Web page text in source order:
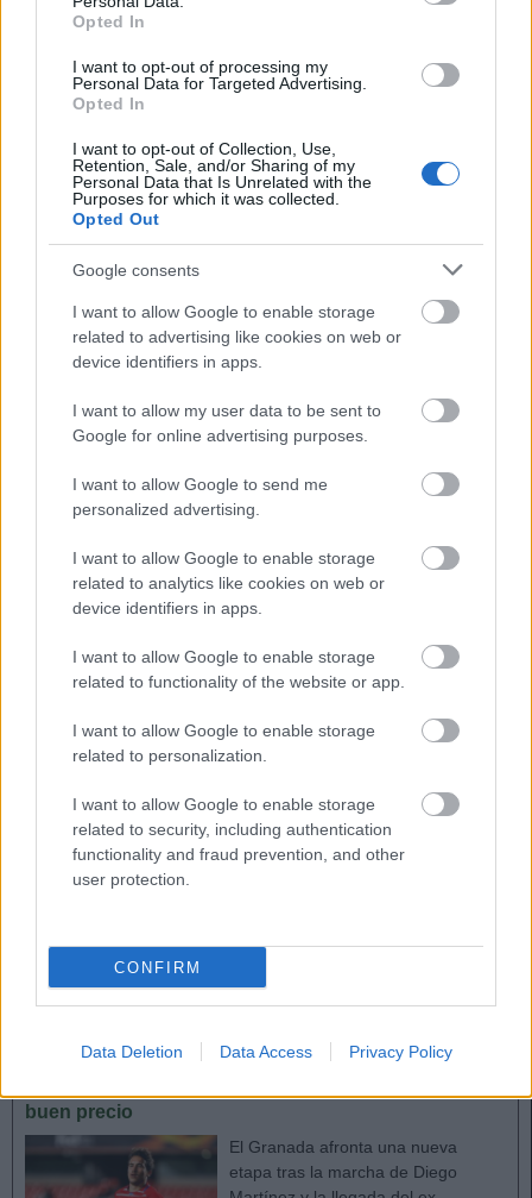
Opted In
I want to opt-out of processing my
Personal Data for Targeted Advertising.
Opted In
I want to opt-out of Collection, Use,
Retention, Sale, and/or Sharing of my
Personal Data that Is Unrelated with the
Purposes for which it was collected.
Opted Out
Google consents
I want to allow Google to enable storage
related to advertising like cookies on web or
device identifiers in apps.
I want to allow my user data to be sent to
Google for online advertising purposes.
I want to allow Google to send me
personalized advertising.
I want to allow Google to enable storage
related to analytics like cookies on web or
device identifiers in apps.
I want to allow Google to enable storage
related to functionality of the website or app.
I want to allow Google to enable storage
related to personalization.
I want to allow Google to enable storage
related to security, including authentication
functionality and fraud prevention, and other
user protection.
CONFIRM
Data Deletion Data Access Privacy Policy
Valencia al que le pesaron las bajas. Bordalás volvió a
Guillamón, y el equipo lo acusó, principalmente a la hora de
construir jugadas de ataque. Es la primera derrota de la
Recomendaciones de compra - Valencia: tres
opciones interesantes por poco dinero
Estos tres futbolistas podrían ser
vitales para el técnico en su primer
año como entrenador
Comunio no es demasiado alto.
Granada 0 – Alcorcón 1
Alineación Granada:Joao Costa, Quini, Germán, Víctor
Díaz, Adrián Marín, Isma Ruiz, Eteki, Luis Milla, Luis Suárez,
Puertas y Jorge Molina.
También jugaron:Moncho, Pepe Sánchez, Antoñín, Ángel,
Foulquier, Domingos Duarte, Neva, Gonalons, Bravo, Soro,
Machís.
Análisis: nuevo test de los de Robert Moreno tras el
amistoso de ayer ante el Espanyol, aunque esta vez con
derrota por 0-1 ante el Alcorcón. El técnico volvió a utilizar
su sistema 4-3-3 y alineó un once prácticamente distinto al
sustituidos en el minuto 30. Estos dos partidos seguidos
buen precio
El Granada afronta una nueva
etapa tras la marcha de Diego